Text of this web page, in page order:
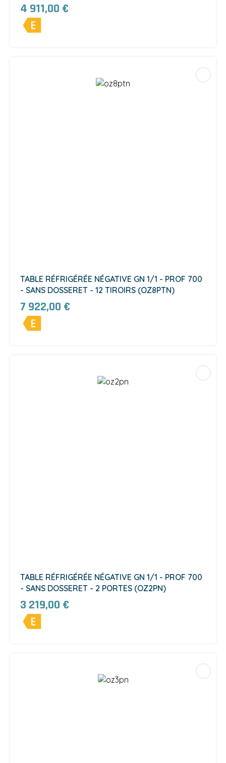
4 911,00 €
TABLE RÉFRIGÉRÉE NÉGATIVE GN 1/1 - PROF 700
- SANS DOSSERET - 12 TIROIRS (OZ8PTN)
7 922,00 €
TABLE RÉFRIGÉRÉE NÉGATIVE GN 1/1 - PROF 700
- SANS DOSSERET - 2 PORTES (OZ2PN)
3 219,00 €